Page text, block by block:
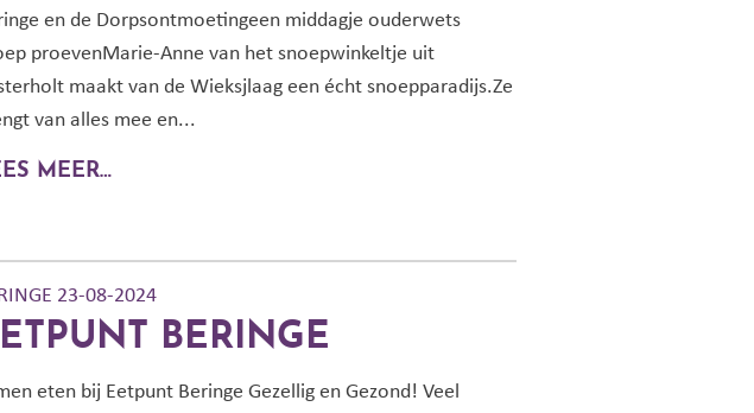
en de Dorpsontmoetingeen middagje ouderwets
proevenMarie-Anne van het snoepwinkeltje uit
maakt van de Wieksjlaag een écht snoepparadijs.Ze
van alles mee en...
MEER…
23-08-2024
BERINGE
eten bij Eetpunt Beringe Gezellig en Gezond! Veel